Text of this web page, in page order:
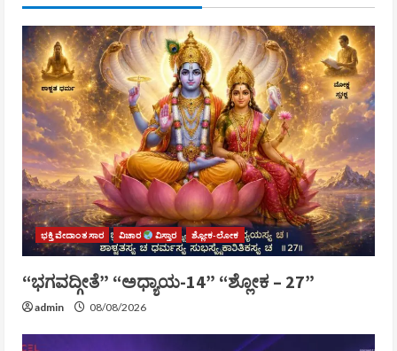
ಭಕ್ತಿ ವೇದಾಂತ ಸಾರ ವಿಚಾರ ವಿಸ್ತಾರ ಶ್ಲೋಕ-ಲೋಕ
“ಭಗವದ್ಗೀತೆ” “ಅಧ್ಯಾಯ-14” “ಶ್ಲೋಕ – 27”
admin 08/08/2026